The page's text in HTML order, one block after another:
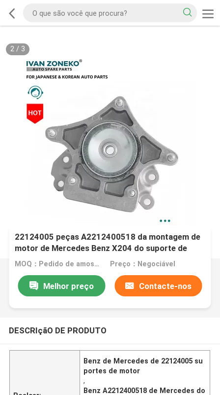
2/ 3
22124005 peças A2212400518 da montagem de
motor de Mercedes Benz X204 do suporte de
motor
MOQ：Pedido de amostra ou teste é aceito Preço：Negociável
Melhor preço Contacte-nos
DESCRIçãO DE PRODUTO
Benz de Mercedes de 22124005 su
portes de motor
,
Benz A2212400518 de Mercedes do